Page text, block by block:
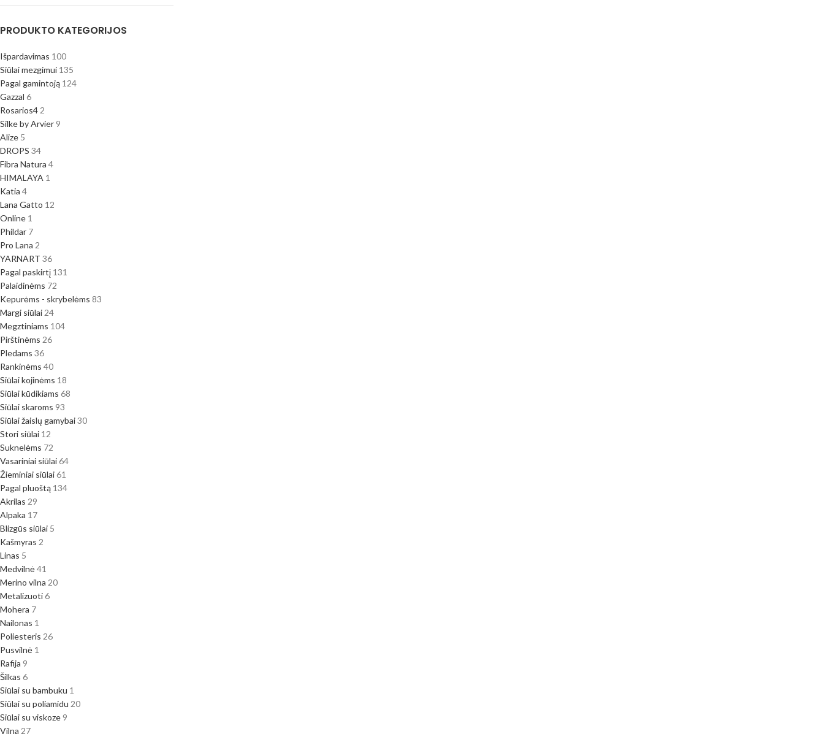
PRODUKTO KATEGORIJOS
Išpardavimas 100
Siūlai mezgimui 135
Pagal gamintoją 124
Gazzal 6
Rosarios4 2
Silke by Arvier 9
Alize 5
DROPS 34
Fibra Natura 4
HIMALAYA 1
Katia 4
Lana Gatto 12
Online 1
Phildar 7
Pro Lana 2
YARNART 36
Pagal paskirtį 131
Palaidinėms 72
Kepurėms - skrybelėms 83
Margi siūlai 24
Megztiniams 104
Pirštinėms 26
Pledams 36
Rankinėms 40
Siūlai kojinėms 18
Siūlai kūdikiams 68
Siūlai skaroms 93
Siūlai žaislų gamybai30
Stori siūlai 12
Suknelėms 72
Vasariniai siūlai64
Žieminiai siūlai61
Pagal pluoštą 134
Akrilas 29
Alpaka 17
Blizgūs siūlai 5
Kašmyras 2
Linas 5
Medvilnė41
Merino vilna 20
Metalizuoti6
Mohera 7
Nailonas 1
Poliesteris 26
Pusvilnė 1
Rafija 9
Šilkas 6
Siūlai su bambuku 1
Siūlai su poliamidu 20
Siūlai su viskoze 9
Vilna 27